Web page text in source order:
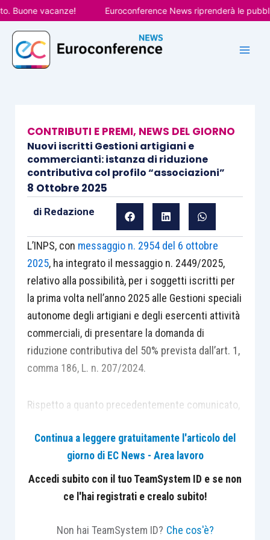
Vai
al
contenuto
vacanze! Euroconference News riprenderà le
CONTRIBUTI E PREMI, NEWS DEL GIORNO
Nuovi iscritti Gestioni artigiani e
commercianti: istanza di riduzione
contributiva col profilo “associazioni”
8 Ottobre 2025
di Redazione
L’INPS, con messaggio n. 2954 del 6 ottobre
2025, ha integrato il messaggio n. 2449/2025,
relativo alla possibilità, per i soggetti iscritti per
la prima volta nell’anno 2025 alle Gestioni speciali
autonome degli artigiani e degli esercenti attività
commerciali, di presentare la domanda di
riduzione contributiva del 50% prevista dall’art. 1,
comma 186, L. n. 207/2024.
Rispetto a quanto precedentemente comunicato,
domanda compilando il modulo “Riduzione 50%
ART-COM 2025” presente sul “Portale delle
Agevolazioni (ex DiResCo), oltre che con i profili
“cittadino” e “consulente/commercialista”, anche
Continua a leggere gratuitamente l'articolo del
giorno di EC News - Area lavoro
Accedi subito con il tuo TeamSystem ID e se non
ce l'hai registrati e crealo subito!
Non hai TeamSystem ID? Che cos'è?